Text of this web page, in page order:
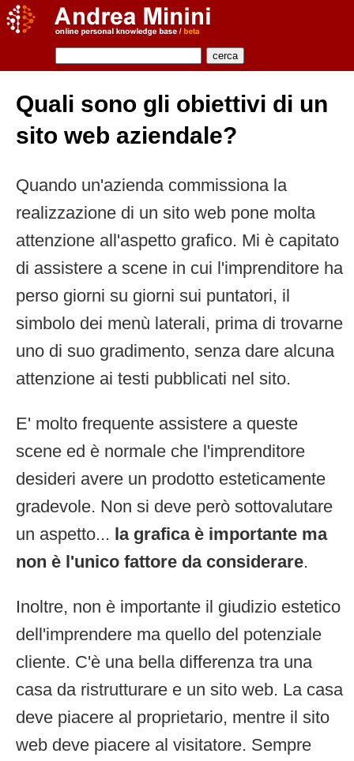
Quali sono gli obiettivi di un
sito web aziendale?
Quando un'azienda commissiona la
realizzazione di un sito web pone molta
attenzione all'aspetto grafico. Mi è capitato
di assistere a scene in cui l'imprenditore ha
perso giorni su giorni sui puntatori, il
simbolo dei menù laterali, prima di trovarne
uno di suo gradimento, senza dare alcuna
attenzione ai testi pubblicati nel sito.
E' molto frequente assistere a queste
scene ed è normale che l'imprenditore
desideri avere un prodotto esteticamente
gradevole. Non si deve però sottovalutare
un aspetto... la grafica è importante ma
non è l'unico fattore da considerare.
Inoltre, non è importante il giudizio estetico
dell'imprendere ma quello del potenziale
cliente. C'è una bella differenza tra una
casa da ristrutturare e un sito web. La casa
deve piacere al proprietario, mentre il sito
web deve piacere al visitatore. Sempre